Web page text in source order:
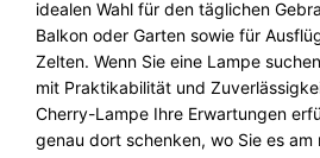
idealen Wahl für den täglichen
Balkon oder Garten sowie für
Zelten. Wenn Sie eine Lampe
mit Praktikabilität und
Cherry-Lampe Ihre Erwartungen
genau dort schenken, wo Sie es am